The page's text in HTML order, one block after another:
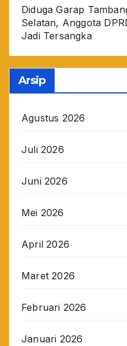
Diduga Garap
Selatan, Anggota
Jadi Tersangka
Arsip
Agustus 2026
Juli 2026
Juni 2026
Mei 2026
April 2026
Maret 2026
Februari 2026
Januari 2026